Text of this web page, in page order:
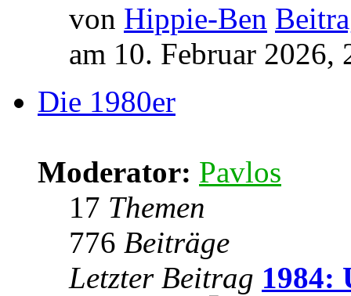
von Hippie-Ben
am 10. Februar 2026,
Die 1980er
Moderator: Pavlos
17 Themen
776 Beiträge
Letzter Beitrag 1984: